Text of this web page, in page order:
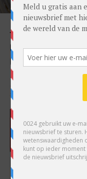
NEWS
0024
OF BLIJVERTJE?
on